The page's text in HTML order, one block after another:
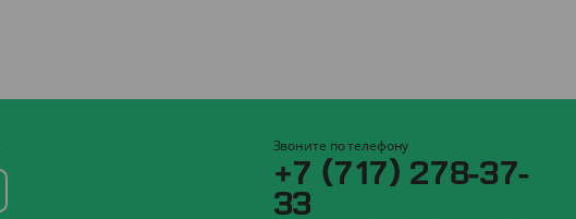
Звоните по телефону
+7 (717) 278-37-
33